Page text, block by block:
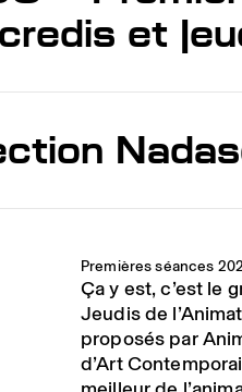
et
Premières séances
Ça y est, c’est le
Jeudis de
proposés par
d’Art